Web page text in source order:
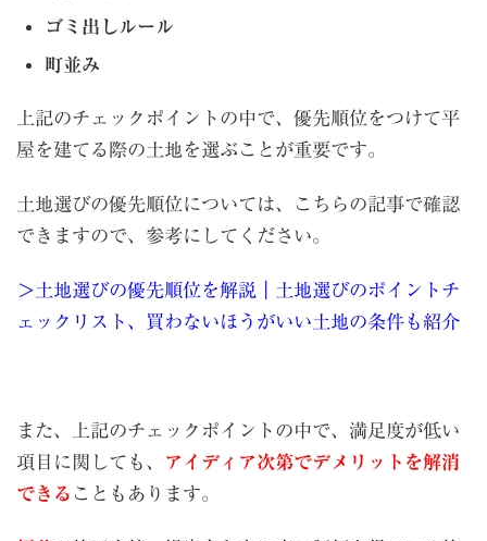
ゴミ出しルール
町並み
上記のチェックポイントの中で、優先順位をつけて平
屋を建てる際の土地を選ぶことが重要です。
土地選びの優先順位については、こちらの記事で確認
できますので、参考にしてください。
＞土地選びの優先順位を解説｜土地選びのポイントチ
ェックリスト、買わないほうがいい土地の条件も紹介
また、上記のチェックポイントの中で、満足度が低い
項目に関しても、
アイディア次第でデメリットを解消
できる こともあります。